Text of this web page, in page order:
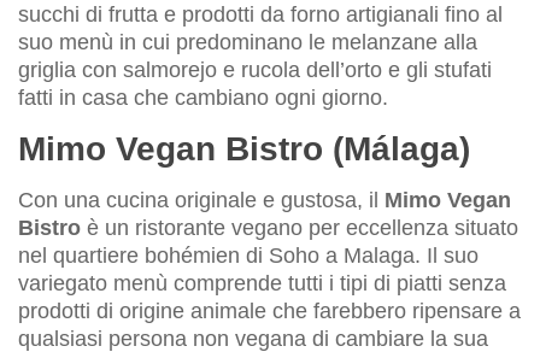
succhi di frutta e prodotti da forno artigianali fino al
suo menù in cui predominano le melanzane alla
griglia con salmorejo e rucola dell’orto e gli stufati
fatti in casa che cambiano ogni giorno.
Mimo Vegan Bistro (Málaga)
Con una cucina originale e gustosa, il Mimo Vegan
Bistro è un ristorante vegano per eccellenza situato
nel quartiere bohémien di Soho a Malaga. Il suo
variegato menù comprende tutti i tipi di piatti senza
prodotti di origine animale che farebbero ripensare a
qualsiasi persona non vegana di cambiare la sua